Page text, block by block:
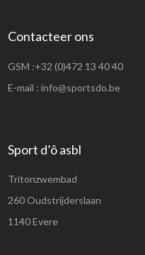
Contacteer ons
GSM :+32 (0)472 13 40 40
E-mail :info@sportsdo.be
Sport d’ô asbl
Tritonzwembad
260 Oudstrijderslaan
1140 Evere